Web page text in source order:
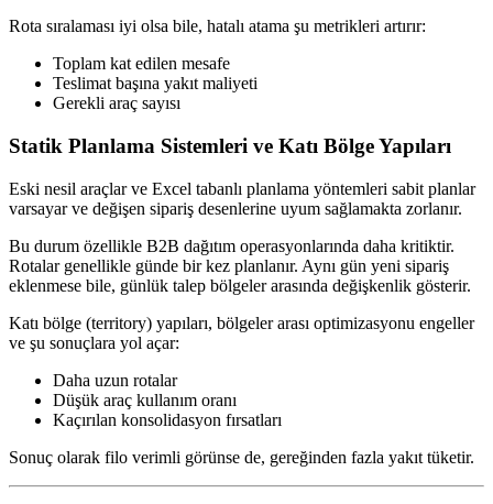
Rota sıralaması iyi olsa bile, hatalı atama şu metrikleri artırır:
Toplam kat edilen mesafe
Teslimat başına yakıt maliyeti
Gerekli araç sayısı
Statik Planlama Sistemleri ve Katı Bölge Yapıları
Eski nesil araçlar ve Excel tabanlı planlama yöntemleri sabit planlar
varsayar ve değişen sipariş desenlerine uyum sağlamakta zorlanır.
Bu durum özellikle B2B dağıtım operasyonlarında daha kritiktir.
Rotalar genellikle günde bir kez planlanır. Aynı gün yeni sipariş
eklenmese bile, günlük talep bölgeler arasında değişkenlik gösterir.
Katı bölge (territory) yapıları, bölgeler arası optimizasyonu engeller
ve şu sonuçlara yol açar:
Daha uzun rotalar
Düşük araç kullanım oranı
Kaçırılan konsolidasyon fırsatları
Sonuç olarak filo verimli görünse de, gereğinden fazla yakıt tüketir.